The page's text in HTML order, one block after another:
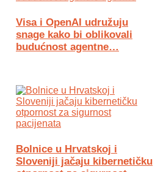
Visa i OpenAI udružuju
snage kako bi oblikovali
budućnost agentne…
Bolnice u Hrvatskoj i
Sloveniji jačaju kibernetičku